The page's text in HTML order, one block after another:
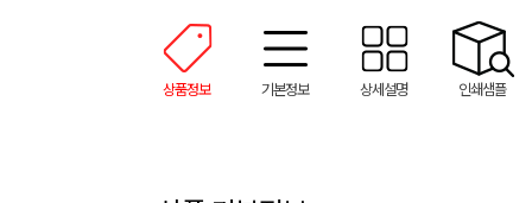
상품정보 기본정보 상세설명 인쇄샘플